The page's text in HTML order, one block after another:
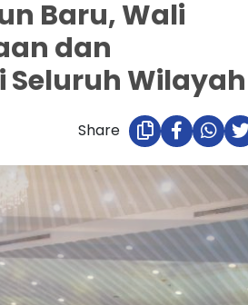
Baru, Wali
dan
Wilayah
Share